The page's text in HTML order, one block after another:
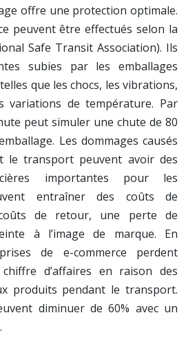
offre une protection optimale.
peuvent être effectués selon la
Safe Transit Association). Ils
subies par les emballages
que les chocs, les vibrations,
variations de température. Par
peut simuler une chute de 80
Les dommages causés
le transport peuvent avoir des
importantes pour les
entraîner des coûts de
de retour, une perte de
à l’image de marque. En
de e-commerce perdent
d’affaires en raison des
produits pendant le transport.
diminuer de 60% avec un